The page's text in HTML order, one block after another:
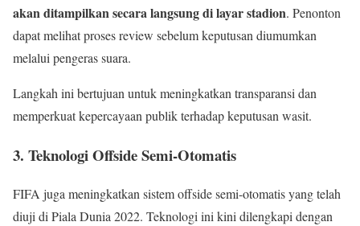
akan ditampilkan secara langsung di layar stadion. Penonton
dapat melihat proses review sebelum keputusan diumumkan
melalui pengeras suara.
Langkah ini bertujuan untuk meningkatkan transparansi dan
memperkuat kepercayaan publik terhadap keputusan wasit.
3. Teknologi Offside Semi-Otomatis
FIFA juga meningkatkan sistem offside semi-otomatis yang telah
diuji di Piala Dunia 2022. Teknologi ini kini dilengkapi dengan